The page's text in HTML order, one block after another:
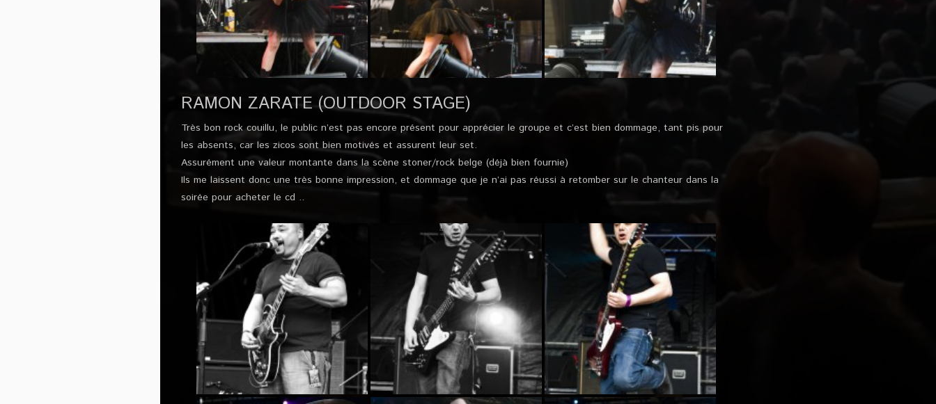
RAMON ZARATE (OUTDOOR STAGE)
Très bon rock couillu, le public n’est pas encore présent pour apprécier le groupe et c’est bien dommage, tant pis pour
les absents, car les zicos sont bien motivés et assurent leur set.
Assurément une valeur montante dans la scène stoner/rock belge (déjà bien fournie)
Ils me laissent donc une très bonne impression, et dommage que je n’ai pas réussi à retomber sur le chanteur dans la
soirée pour acheter le cd ..